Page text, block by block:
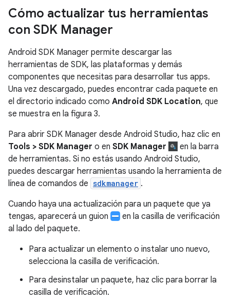
Cómo actualizar tus herramientas
con SDK Manager
Android SDK Manager permite descargar las
herramientas de SDK, las plataformas y demás
componentes que necesitas para desarrollar tus apps.
Una vez descargado, puedes encontrar cada paquete en
el directorio indicado como Android SDK Location, que
se muestra en la figura 3.
Para abrir SDK Manager desde Android Studio, haz clic en
Tools > SDK Manager o en SDK Manager
en la barra
de herramientas. Si no estás usando Android Studio,
puedes descargar herramientas usando la herramienta de
línea de comandos de sdkmanager .
Cuando haya una actualización para un paquete que ya
tengas, aparecerá un guion
en la casilla de verificación
al lado del paquete.
Para actualizar un elemento o instalar uno nuevo,
selecciona la casilla de verificación.
Para desinstalar un paquete, haz clic para borrar la
casilla de verificación.